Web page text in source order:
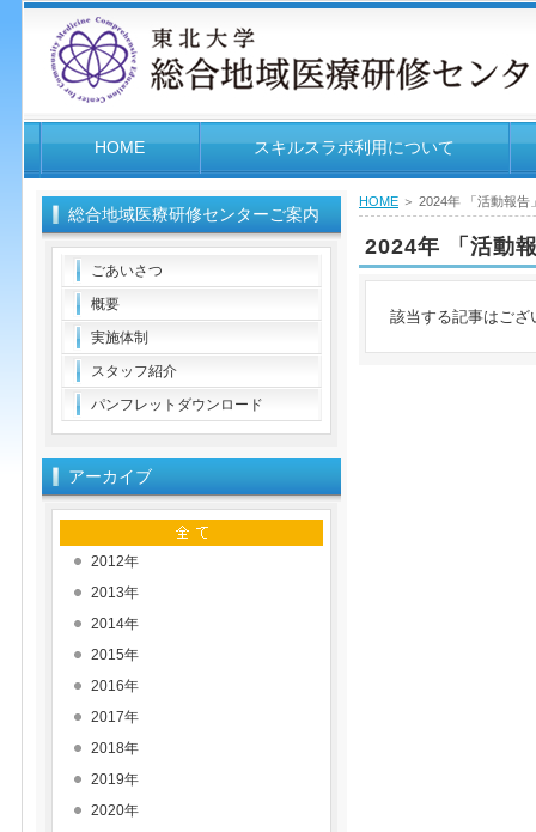
HOME スキルスラボ利用について
HOME ＞ 2024年 「活動報告
2024年 「活動
該当する記事はござ
総合地域医療研修センターご案内
ごあいさつ
概要
実施体制
スタッフ紹介
パンフレットダウンロード
アーカイブ
2012年
2013年
2014年
2015年
2016年
2017年
2018年
2019年
2020年